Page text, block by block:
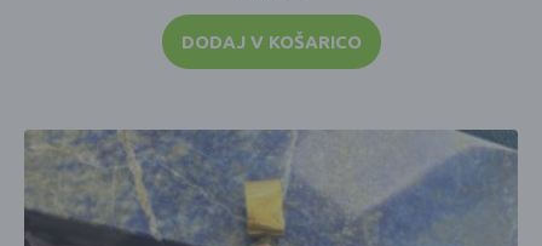
DODAJ V KOŠARICO